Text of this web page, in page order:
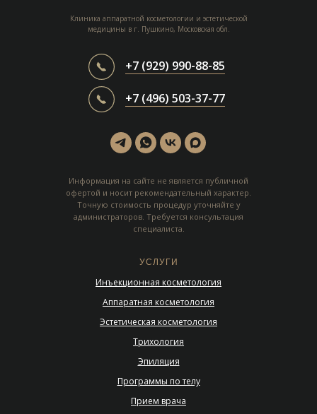
Клиника аппаратной косметологии и эстетической
медицины в г. Пушкино, Московская обл.
Информация на сайте не является публичной
офертой и носит рекомендательный характер.
Точную стоимость процедур уточняйте у
администраторов. Требуется консультация
специалиста.
УСЛУГИ
Инъекционная косметология
Аппаратная косметология
Эстетическая косметология
Эпиляция
Программы по телу
Прием врача
Трихология
+7 (929) 990-88-85
+7 (496) 503-37-77